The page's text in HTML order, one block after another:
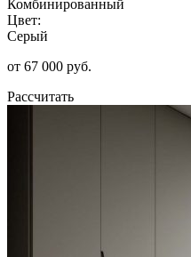
Комбинированный
Цвет:
Серый
от 67 000 руб.
Рассчитать